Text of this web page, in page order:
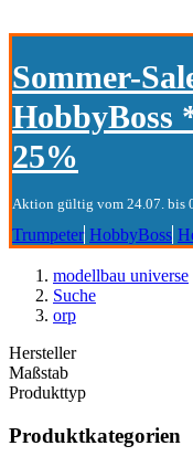
Sommer-
HobbyBoss
25%
Aktion gültig vom 24.07. bis
Trumpeter HobbyBoss
modellbau universe
Suche
orp
Hersteller
Maßstab
Produkttyp
Produktkategorien